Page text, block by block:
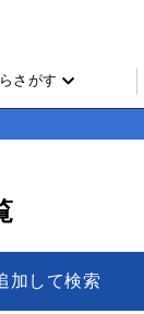
さがす
加して検索